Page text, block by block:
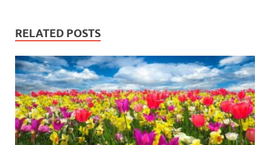
RELATED POSTS